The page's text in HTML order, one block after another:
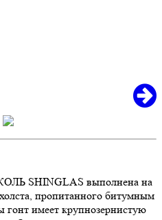
SHINGLAS выполнена на
пропитанного битумным
имеет крупнозернистую